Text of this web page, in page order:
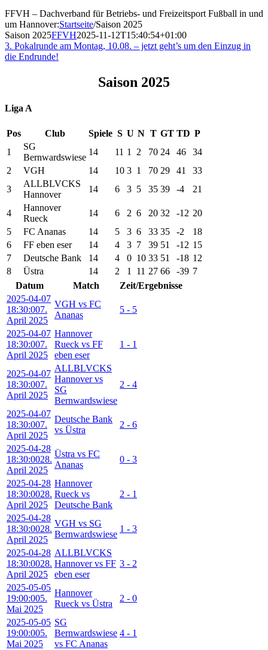
FFVH – Dachverband für Betriebs- und Freizeitsport Fußball in und
um Hannover:Startseite/Saison 2025
Saison 2025FFVH2025-11-12T15:40:54+01:00
3. Pokalrunde am Montag, 10.08. – jetzt geht’s um den Einzug in
die Endrunde!
Saison 2025
Liga A
Pos Club Spiele S U N T GT TD P
1
SG
Bernwardswiese
14 11 1 2 70 24 46
34
2
VGH 14 10 3 1 70 29 41
33
3
ALLBLVCKS
Hannover
14 6 3 5 35 39 -4 21
4
Hannover
Rueck
14 6 2 6 20 32 -12 20
5
FC Ananas 14 5 3 6 33 35 -2
18
6
FF eben eser 14 4 3 7 39 51 -12 15
7
Deutsche Bank 14 4 0 10 33 51 -18 12
8
Üstra 14 2 1 11 27 66 -39 7
Datum
Match
Zeit/Ergebnisse
2025-04-07
18:30:007.
April 2025
VGH vs FC
Ananas
5 - 5
2025-04-07
18:30:007.
April 2025
Hannover
Rueck vs FF
eben eser
1 - 1
2025-04-07
18:30:007.
April 2025
ALLBLVCKS
Hannover vs
SG
Bernwardswiese
2 - 4
2025-04-07
18:30:007.
April 2025
Deutsche Bank
vs Üstra
2 - 6
2025-04-28
18:30:0028.
April 2025
Üstra vs FC
Ananas
0 - 3
2025-04-28
18:30:0028.
April 2025
Hannover
Rueck vs
Deutsche Bank
2 - 1
2025-04-28
18:30:0028.
April 2025
VGH vs SG
Bernwardswiese
1 - 3
2025-04-28
18:30:0028.
April 2025
ALLBLVCKS
Hannover vs FF
eben eser
3 - 2
2025-05-05
19:00:005.
Mai 2025
Hannover
Rueck vs Üstra
2 - 0
2025-05-05
19:00:005.
Mai 2025
SG
Bernwardswiese
vs FC Ananas
4 - 1